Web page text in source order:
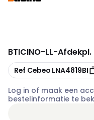
BTICINO-LL-
Kopiëren
Ref Cebeo LNA4819BI
Log in of maak een
bestelinformatie te